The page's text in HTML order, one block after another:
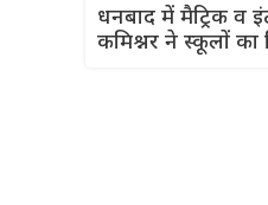
धनबाद में मैट्रिक व
कमिश्नर ने स्कूलों का